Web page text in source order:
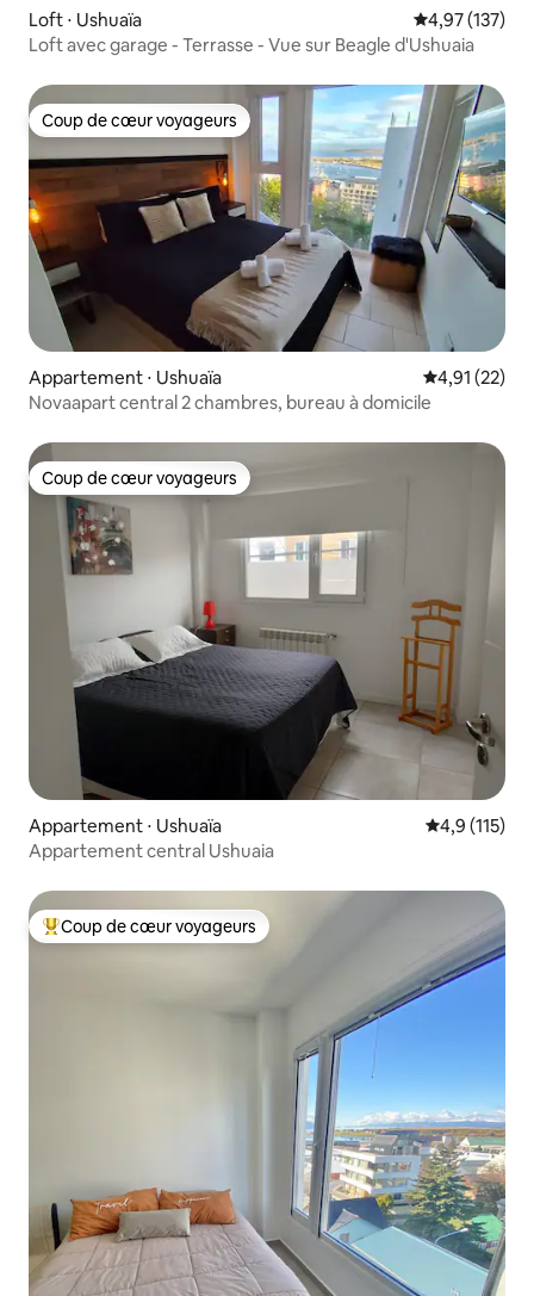
Loft ⋅ Ushuaïa Évaluation
4,97 (137)
Loft avec garage - Terrasse - Vue sur Beagle d'Ushuaia
Coup de cœur voyageurs
Coup de cœur voyageurs
Appartement ⋅ Ushuaïa Évaluation
4,91 (22)
Novaapart central 2 chambres, bureau à domicile
Coup de cœur voyageurs
Coup de cœur voyageurs
Appartement ⋅ Ushuaïa Évaluation
4,9 (115)
Appartement central Ushuaia
Coups de cœur voyageurs les plus appréciés
Coup de cœur voyageurs